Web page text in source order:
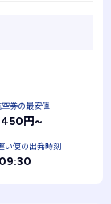
券の最安値
円~
い便の出発時刻
09:30